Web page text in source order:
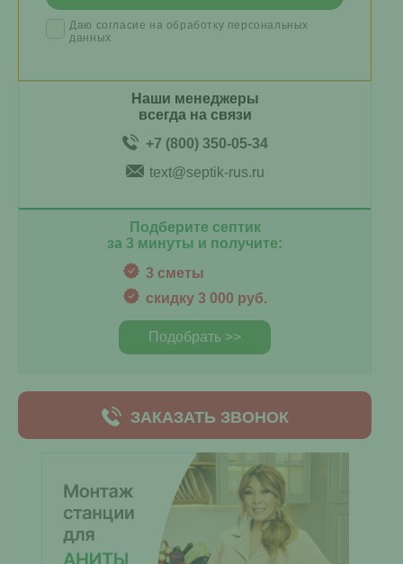
Наши менеджеры
всегда на связи
+7 (800) 350-05-34
text@septik-rus.ru
Подберите септик
за 3 минуты и получите:
3 сметы
скидку 3 000 руб.
Подобрать >>
ЗАКАЗАТЬ ЗВОНОК
Даю согласие на обработку персональных
данных